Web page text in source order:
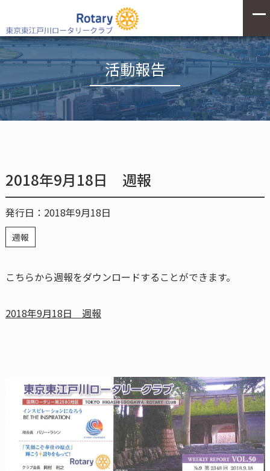
活動報告
2018年9月18日 週報
発行日：2018年9月18日
週報
こちらから週報をダウンロードすることができます。
2018年9月18日 週報